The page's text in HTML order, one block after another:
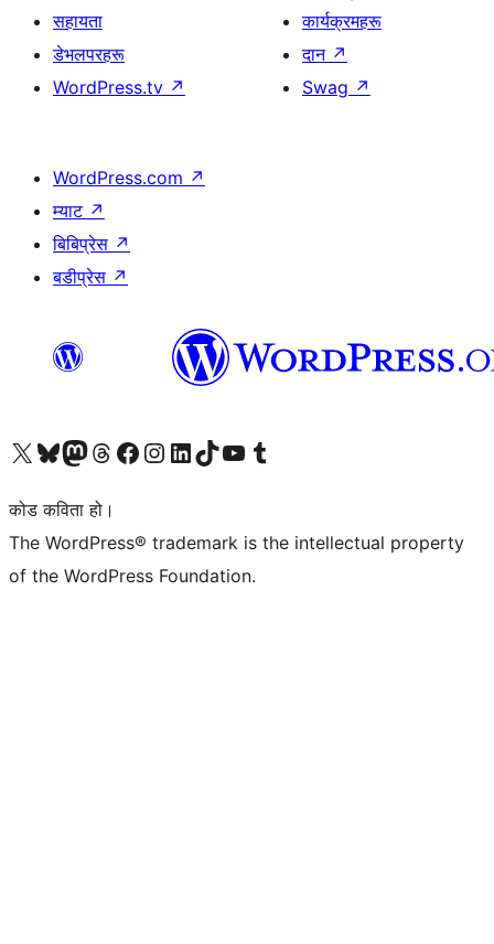
सहायता
डेभलपरहरू
WordPress.tv ↗
कार्यक्रमहरू
दान ↗
Swag ↗
WordPress.com ↗
म्याट ↗
बिबिप्रेस ↗
बडीप्रेस ↗
हाम्रो X (पहिले ट्विटर) खातामा जानुहोस्
हाम्रो Bluesky खाता भ्रमण गर्नुहोस्
हाम्रो म्यास्टोडन खाता भ्रमण गर्नुहोस्
हाम्रो थ्रेड्स खातामा जानुहोस्
हाम्रो फेसबुक पेजमा जानुहोस्
हाम्रो इन्स्टाग्राम खातामा जानुहोस्
हाम्रो लिङ्क्डइन खातामा जानुहोस्
हाम्रो TikTok खाता भ्रमण गर्नुहोस्
हाम्रो युट्युब च्यानलमा जानुहोस्
हाम्रो टम्बलर खाता भ्रमण गर्नुहोस्
कोड कविता हो।
The WordPress® trademark is the intellectual property
of the WordPress Foundation.